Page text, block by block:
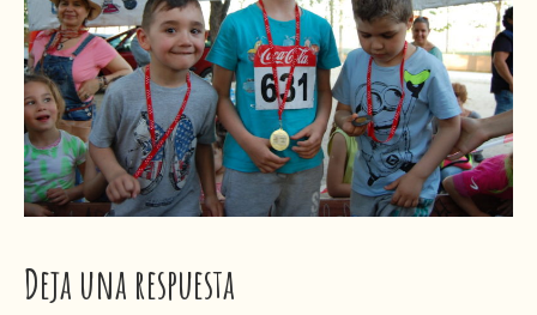
Deja una respuesta